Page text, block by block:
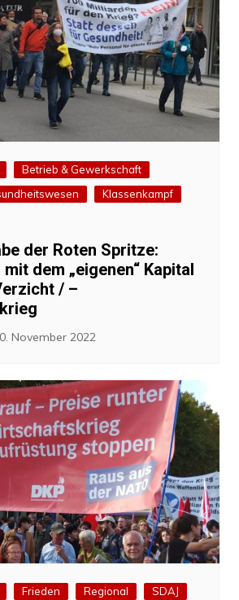
Betrieb & Gewerkschaft
Klassenkampf
der Roten Spritze:
dem „eigenen“ Kapital
/ –
November 2022
Frieden Regional
SDAJ